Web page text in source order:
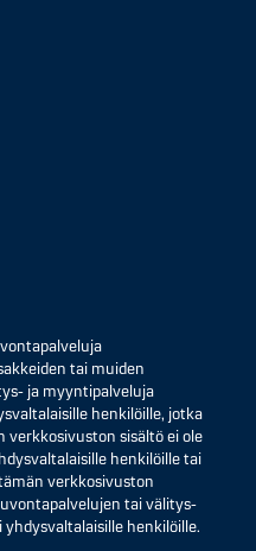
tai muiden
ja myyntipalveluja
henkilöille, jotka
verkkosivuston sisältö ei ole
henkilöille tai
verkkosivuston
tai välitys-
henkilöille.